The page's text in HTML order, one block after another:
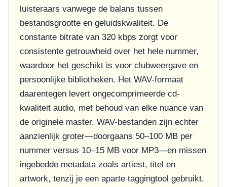
luisteraars vanwege de balans tussen
bestandsgrootte en geluidskwaliteit. De
constante bitrate van 320 kbps zorgt voor
consistente getrouwheid over het hele nummer,
waardoor het geschikt is voor clubweergave en
persoonlijke bibliotheken. Het WAV-formaat
daarentegen levert ongecomprimeerde cd-
kwaliteit audio, met behoud van elke nuance van
de originele master. WAV-bestanden zijn echter
aanzienlijk groter—doorgaans 50–100 MB per
nummer versus 10–15 MB voor MP3—en missen
ingebedde metadata zoals artiest, titel en
artwork, tenzij je een aparte taggingtool gebruikt.